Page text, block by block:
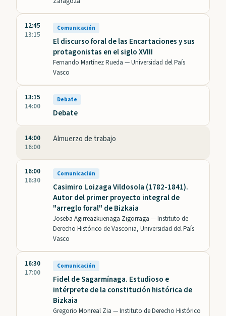
12:45
13:15
Comunicación
El discurso foral de las Encartaciones y sus
protagonistas en el siglo XVIII
Fernando Martínez Rueda —Universidad del País
Vasco
13:15
14:00
Debate
Debate
14:00
16:00
Almuerzo de trabajo
16:00
16:30
Comunicación
Casimiro Loizaga Vildosola (1782-1841).
Autor del primer proyecto integral de
"arreglo foral" de Bizkaia
Joseba Agirreazkuenaga Zigorraga —Instituto de
Derecho Histórico de Vasconia, Universidad del País
Vasco
16:30
17:00
Comunicación
Fidel de Sagarmínaga. Estudioso e
intérprete de la constitución histórica de
Bizkaia
Gregorio Monreal Zia —Instituto de Derecho Histórico